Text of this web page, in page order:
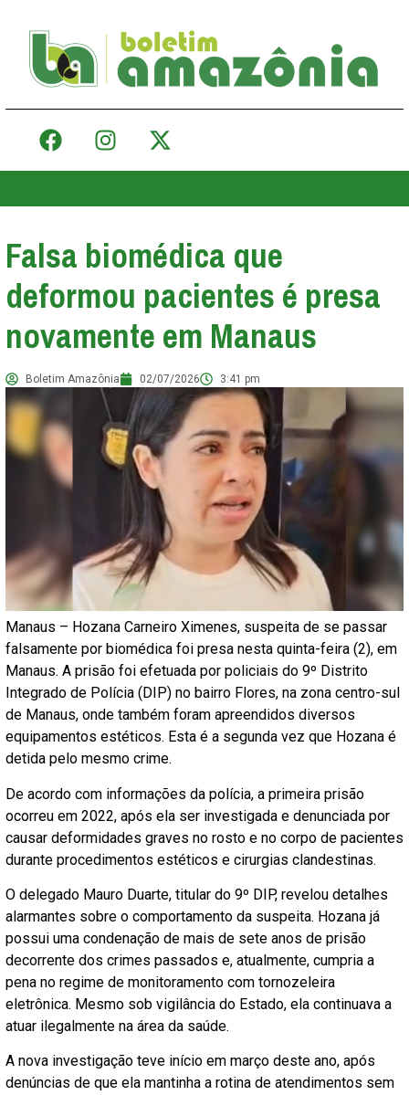
Falsa biomédica que
deformou pacientes é presa
novamente em Manaus
Boletim Amazônia 02/07/2026 3:41 pm
Manaus – Hozana Carneiro Ximenes, suspeita de se passar
falsamente por biomédica foi presa nesta quinta-feira (2), em
Manaus. A prisão foi efetuada por policiais do 9º Distrito
Integrado de Polícia (DIP) no bairro Flores, na zona centro-sul
de Manaus, onde também foram apreendidos diversos
equipamentos estéticos. Esta é a segunda vez que Hozana é
detida pelo mesmo crime.
De acordo com informações da polícia, a primeira prisão
ocorreu em 2022, após ela ser investigada e denunciada por
causar deformidades graves no rosto e no corpo de pacientes
durante procedimentos estéticos e cirurgias clandestinas.
O delegado Mauro Duarte, titular do 9º DIP, revelou detalhes
alarmantes sobre o comportamento da suspeita. Hozana já
possui uma condenação de mais de sete anos de prisão
decorrente dos crimes passados e, atualmente, cumpria a
pena no regime de monitoramento com tornozeleira
eletrônica. Mesmo sob vigilância do Estado, ela continuava a
atuar ilegalmente na área da saúde.
A nova investigação teve início em março deste ano, após
denúncias de que ela mantinha a rotina de atendimentos sem